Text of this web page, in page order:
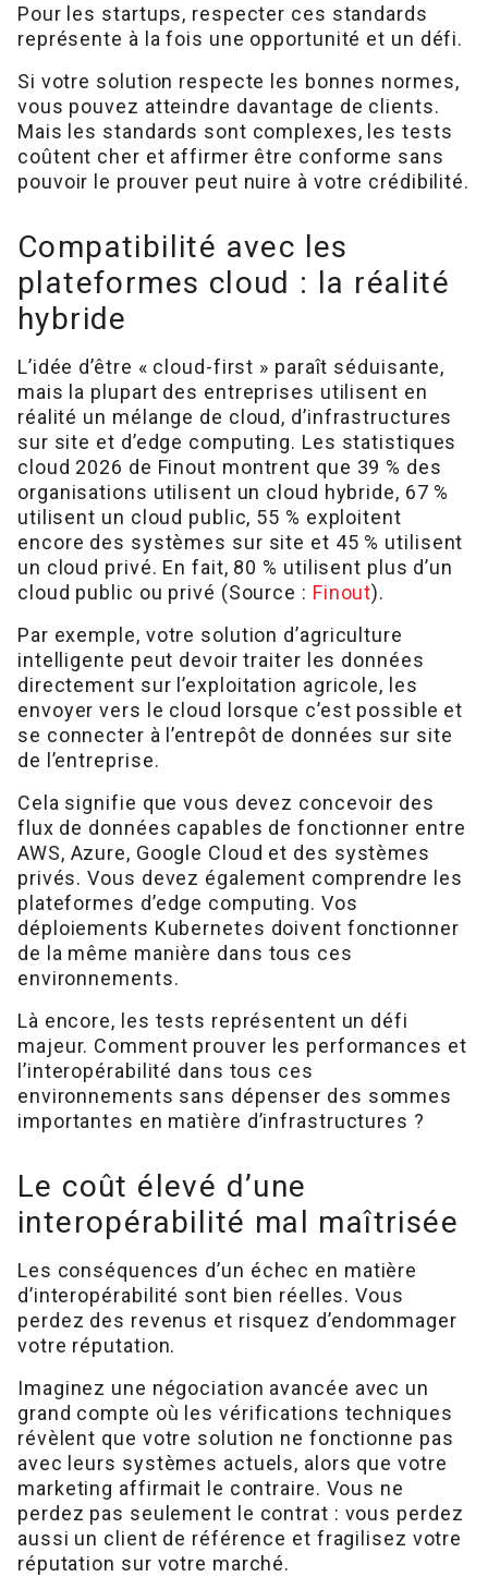
Pour les startups, respecter ces standards
représente à la fois une opportunité et un défi.
Si votre solution respecte les bonnes normes,
vous pouvez atteindre davantage de clients.
Mais les standards sont complexes, les tests
coûtent cher et affirmer être conforme sans
pouvoir le prouver peut nuire à votre crédibilité.
Compatibilité avec les
plateformes cloud : la réalité
hybride
L’idée d’être « cloud-first » paraît séduisante,
mais la plupart des entreprises utilisent en
réalité un mélange de cloud, d’infrastructures
sur site et d’edge computing. Les statistiques
cloud 2026 de Finout montrent que 39 % des
organisations utilisent un cloud hybride, 67 %
utilisent un cloud public, 55 % exploitent
encore des systèmes sur site et 45 % utilisent
un cloud privé. En fait, 80 % utilisent plus d’un
cloud public ou privé (Source : Finout).
Par exemple, votre solution d’agriculture
intelligente peut devoir traiter les données
directement sur l’exploitation agricole, les
envoyer vers le cloud lorsque c’est possible et
se connecter à l’entrepôt de données sur site
de l’entreprise.
Cela signifie que vous devez concevoir des
flux de données capables de fonctionner entre
AWS, Azure, Google Cloud et des systèmes
privés. Vous devez également comprendre les
plateformes d’edge computing. Vos
déploiements Kubernetes doivent fonctionner
de la même manière dans tous ces
environnements.
Là encore, les tests représentent un défi
majeur. Comment prouver les performances et
l’interopérabilité dans tous ces
environnements sans dépenser des sommes
importantes en matière d’infrastructures ?
Le coût élevé d’une
interopérabilité mal maîtrisée
Les conséquences d’un échec en matière
d’interopérabilité sont bien réelles. Vous
perdez des revenus et risquez d’endommager
votre réputation.
Imaginez une négociation avancée avec un
grand compte où les vérifications techniques
révèlent que votre solution ne fonctionne pas
avec leurs systèmes actuels, alors que votre
marketing affirmait le contraire. Vous ne
perdez pas seulement le contrat : vous perdez
aussi un client de référence et fragilisez votre
réputation sur votre marché.